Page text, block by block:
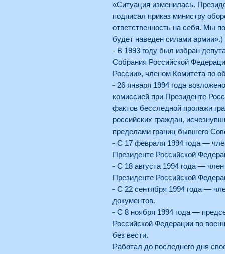
«Ситуация изменилась.
подписал приказ министру
ответственность на себя. Мы
будет наведен силами армии».)
- В 1993 году был избран
Собрания Российской
России», членом Комитета по
- 26 января 1994 года
комиссией при Президенте
фактов бесследной пропажи
российских граждан,
пределами границ бывшего
- С 17 февраля 1994 года —
Президенте Российской
- С 18 августа 1994 года —
Президенте Российской
- С 22 сентября 1994 года —
документов.
- С 8 ноября 1994 года —
Российской Федерации по
без вести.
Работал до последнего дня